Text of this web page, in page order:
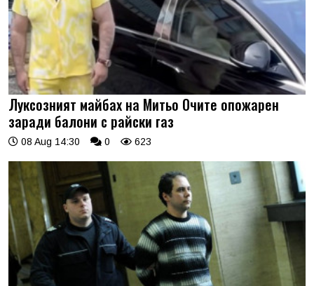
Луксозният майбах на Митьо Очите опожарен
заради балони с райски газ
08 Aug 14:30 0 623